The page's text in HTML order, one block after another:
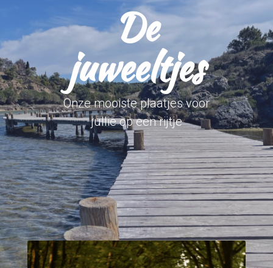
De
juweeltjes
Onze mooiste plaatjes voor
jullie op een rijtje